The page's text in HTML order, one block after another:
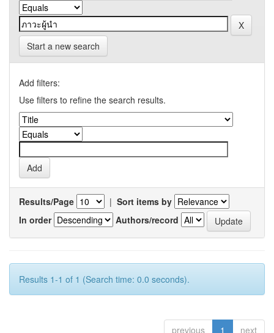
Start a new search
Add filters:
Use filters to refine the search results.
Results/Page | Sort items by
In order
Authors/record
Results 1-1 of 1 (Search time: 0.0 seconds).
previous 1 next